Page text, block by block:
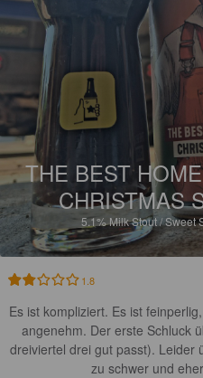
THE BEST
CHRISTMAS
5.1%Milk Stout / Sweet
1.8
Es ist kompliziert. Es ist
angenehm. Der erste Schluck
dreiviertel drei gut passt). Leider
zu schwer und